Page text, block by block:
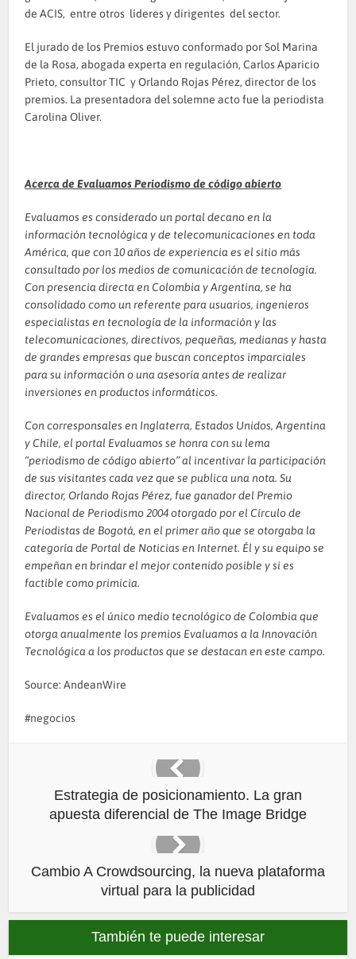
de ACIS, entre otros líderes y dirigentes del sector.
El jurado de los Premios estuvo conformado por Sol Marina
de la Rosa, abogada experta en regulación, Carlos Aparicio
Prieto, consultor TIC y Orlando Rojas Pérez, director de los
premios. La presentadora del solemne acto fue la periodista
Carolina Oliver.
Acerca de Evaluamos Periodismo de código abierto
Evaluamos es considerado un portal decano en la
información tecnológica y de telecomunicaciones en toda
América, que con 10 años de experiencia es el sitio más
consultado por los medios de comunicación de tecnología.
Con presencia directa en Colombia y Argentina, se ha
consolidado como un referente para usuarios, ingenieros
especialistas en tecnología de la información y las
telecomunicaciones, directivos, pequeñas, medianas y hasta
de grandes empresas que buscan conceptos imparciales
para su información o una asesoría antes de realizar
inversiones en productos informáticos.
Con corresponsales en Inglaterra, Estados Unidos, Argentina
y Chile, el portal Evaluamos se honra con su lema
“periodismo de código abierto” al incentivar la participación
de sus visitantes cada vez que se publica una nota. Su
director, Orlando Rojas Pérez, fue ganador del Premio
Nacional de Periodismo 2004 otorgado por el Círculo de
Periodistas de Bogotá, en el primer año que se otorgaba la
categoría de Portal de Noticias en Internet. Él y su equipo se
empeñan en brindar el mejor contenido posible y si es
factible como primicia.
Evaluamos es el único medio tecnológico de Colombia que
otorga anualmente los premios Evaluamos a la Innovación
Tecnológica a los productos que se destacan en este campo.
Source: AndeanWire
negocios
Estrategia de posicionamiento. La gran
apuesta diferencial de The Image Bridge
Cambio A Crowdsourcing, la nueva plataforma
virtual para la publicidad
También te puede interesar